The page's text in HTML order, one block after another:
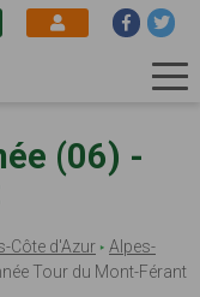
(06) -
Côte d'Azur
Alpes-
Tour du Mont-Férant